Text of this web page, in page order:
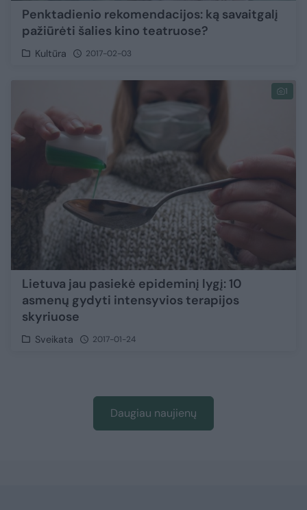
Penktadienio rekomendacijos: ką savaitgalį
pažiūrėti šalies kino teatruose?
Kultūra 2017-02-03
1
Lietuva jau pasiekė epideminį lygį: 10
asmenų gydyti intensyvios terapijos
skyriuose
Sveikata 2017-01-24
Daugiau naujienų